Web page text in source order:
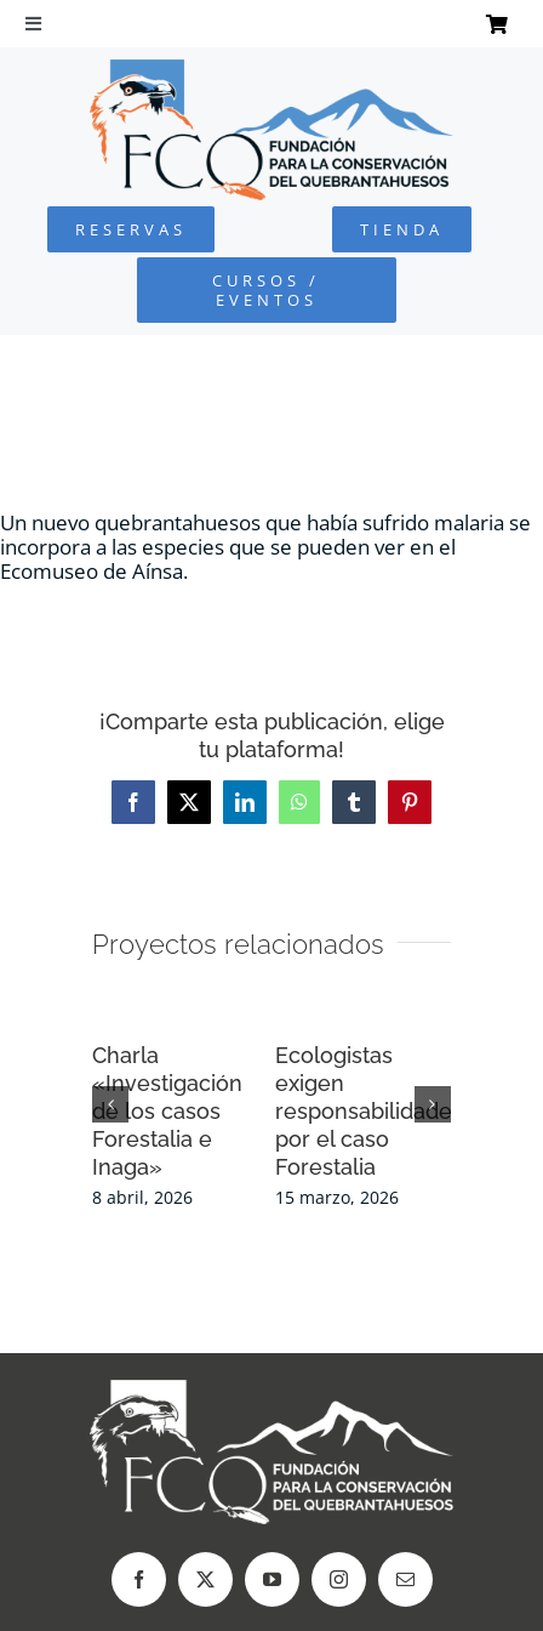
Saltar
Toggle
Navigation
QUEBRANTAHUESOS
FUNDACIÓN
RECURSOS
CONTACTO
RESERVAS TIENDA
CURSOS /
EVENTOS
Un nuevo quebrantahuesos que había sufrido malaria se
incorpora a las especies que se pueden ver en el
Ecomuseo de Aínsa.
¡Comparte esta publicación, elige
tu plataforma!
Facebook
X LinkedInWhatsAppTumblrPinterest
Proyectos relacionados
Charla
«Investigación
de los casos
Forestalia e
Inaga»
8 abril, 2026
Ecologistas
exigen
responsabilidades
por el caso
Forestalia
15 marzo, 2026